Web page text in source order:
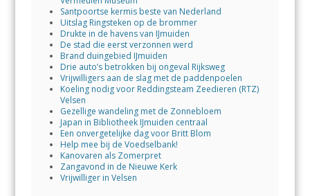
Santpoortse kermis beste van Nederland
Uitslag Ringsteken op de brommer
Drukte in de havens van IJmuiden
De stad die eerst verzonnen werd
Brand duingebied IJmuiden
Drie auto’s betrokken bij ongeval Rijksweg
Vrijwilligers aan de slag met de paddenpoelen
Koeling nodig voor Reddingsteam Zeedieren (RTZ)
Velsen
Gezellige wandeling met de Zonnebloem
Japan in Bibliotheek IJmuiden centraal
Een onvergetelijke dag voor Britt Blom
Help mee bij de Voedselbank!
Kanovaren als Zomerpret
Zangavond in de Nieuwe Kerk
Vrijwilliger in Velsen